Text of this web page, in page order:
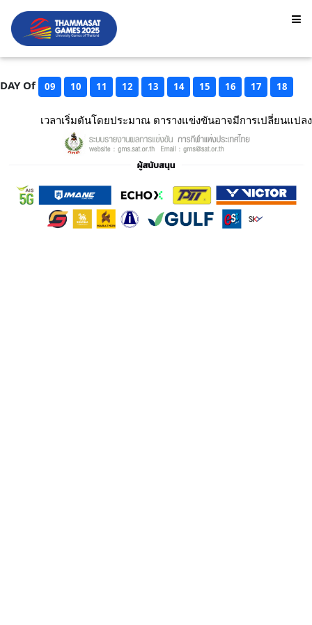
DAY Of 09 10 11 12 13 14 15 16 17 18
เวลาเริ่มตันโดยประมาณ ตารางแข่งขันอาจมีการเปลี่ยนแปลง